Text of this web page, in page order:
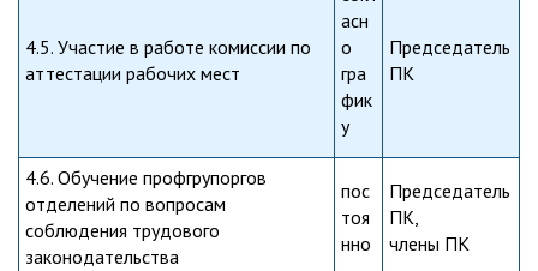
4.5. Участие в работе комиссии по
аттестации рабочих мест
асн
о
гра
фик
у
Председатель
ПК
4.6. Обучение профгрупоргов
отделений по вопросам
соблюдения трудового
законодательства
пос
тоя
нно
Председатель
ПК,
члены ПК